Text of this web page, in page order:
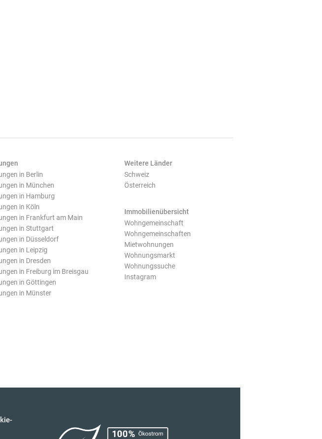
in Berlin
in München
in Hamburg
in Köln
in Frankfurt am Main
in Stuttgart
in Düsseldorf
in Leipzig
in Dresden
in Freiburg im Breisgau
in Göttingen
in Münster
Weitere Länder
Schweiz
Österreich
Immobilienübersicht
Wohngemeinschaft
Wohngemeinschaften
Mietwohnungen
Wohnungsmarkt
Wohnungssuche
Instagram